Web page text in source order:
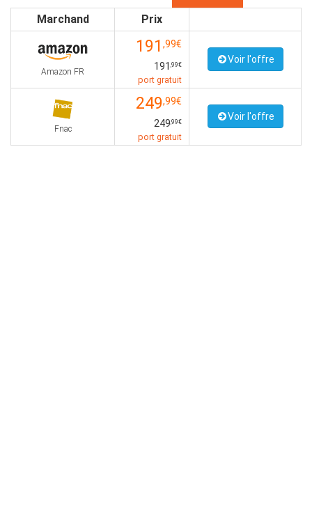
Marchand
Prix
Amazon FR
191 ,99€
191 ,99€
port gratuit
Voir l'offre
Fnac
249,99€
249,99€
port gratuit
Voir l'offre